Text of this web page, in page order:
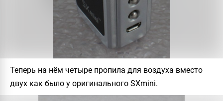
Теперь на нём четыре пропила для воздуха вместо
двух как было у оригинального SXmini.